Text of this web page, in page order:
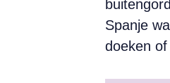
Spanje
doeken